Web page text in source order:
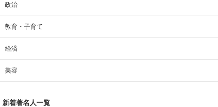
政治
教育・子育て
経済
美容
新着著名人一覧